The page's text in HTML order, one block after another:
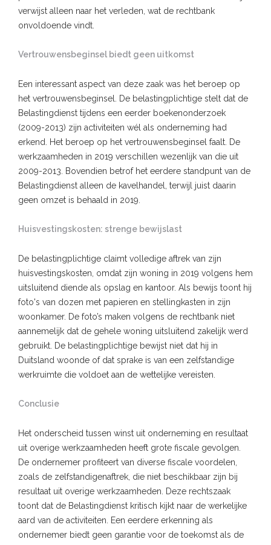
verwijst alleen naar het verleden, wat de rechtbank
onvoldoende vindt.
Vertrouwensbeginsel biedt geen uitkomst
Een interessant aspect van deze zaak was het beroep op
het vertrouwensbeginsel. De belastingplichtige stelt dat de
Belastingdienst tijdens een eerder boekenonderzoek
(2009-2013) zijn activiteiten wél als onderneming had
erkend. Het beroep op het vertrouwensbeginsel faalt. De
werkzaamheden in 2019 verschillen wezenlijk van die uit
2009-2013. Bovendien betrof het eerdere standpunt van de
Belastingdienst alleen de kavelhandel, terwijl juist daarin
geen omzet is behaald in 2019.
Huisvestingskosten: strenge bewijslast
De belastingplichtige claimt volledige aftrek van zijn
huisvestingskosten, omdat zijn woning in 2019 volgens hem
uitsluitend diende als opslag en kantoor. Als bewijs toont hij
foto's van dozen met papieren en stellingkasten in zijn
woonkamer. De foto’s maken volgens de rechtbank niet
aannemelijk dat de gehele woning uitsluitend zakelijk werd
gebruikt. De belastingplichtige bewijst niet dat hij in
Duitsland woonde of dat sprake is van een zelfstandige
werkruimte die voldoet aan de wettelijke vereisten.
Conclusie
Het onderscheid tussen winst uit onderneming en resultaat
uit overige werkzaamheden heeft grote fiscale gevolgen.
De ondernemer profiteert van diverse fiscale voordelen,
zoals de zelfstandigenaftrek, die niet beschikbaar zijn bij
resultaat uit overige werkzaamheden. Deze rechtszaak
toont dat de Belastingdienst kritisch kijkt naar de werkelijke
aard van de activiteiten. Een eerdere erkenning als
ondernemer biedt geen garantie voor de toekomst als de